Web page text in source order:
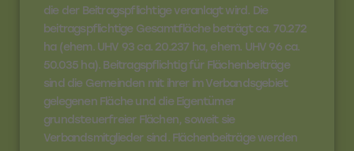
die der Beitragspflichtige veranlagt wird. Die
beitragspflichtige Gesamtfläche beträgt ca. 70.272
ha (ehem. UHV 93 ca. 20.237 ha, ehem. UHV 96 ca.
50.035 ha). Beitragspflichtig für Flächenbeiträge
sind die Gemeinden mit ihrer im Verbandsgebiet
gelegenen Fläche und die Eigentümer
grundsteuerfreier Flächen, soweit sie
Verbandsmitglieder sind. Flächenbeiträge werden